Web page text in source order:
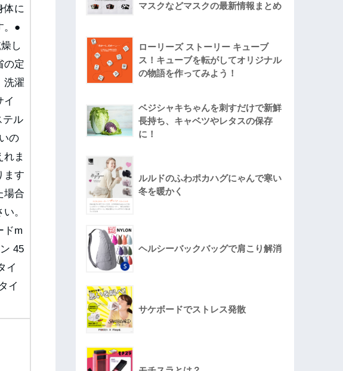
体に
。●
し
の定
洗濯
イ
テル
の
ま
ます
場合
。
ドm
45
イ
イ
マスクなどマスクの最新情報まとめ
ローリーズ ストーリー キューブ
ス！キューブを転がしてオリジナル
の物語を作ってみよう！
ベジシャキちゃんを刺すだけで新鮮
長持ち、キャベツやレタスの保存
に！
ルルドのふわポカハグにゃんで寒い
冬を暖かく
ヘルシーバックバッグで肩こり解消
サケボードでストレス発散